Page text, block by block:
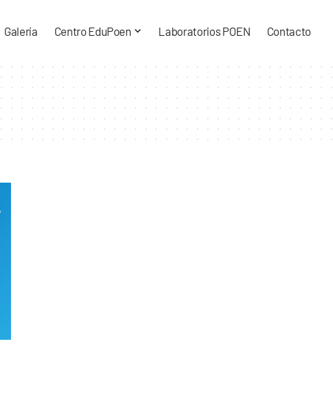
Galería Centro EduPoen Laboratorios POEN Contacto